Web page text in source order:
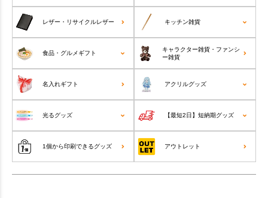
レザー・リサイクルレザー キッチン雑貨
食品・グルメギフト
キャラクター雑貨・ファンシ
ー雑貨
名入れギフト アクリルグッズ
光るグッズ 【最短2日】短納期グッズ
1個から印刷できるグッズ アウトレット